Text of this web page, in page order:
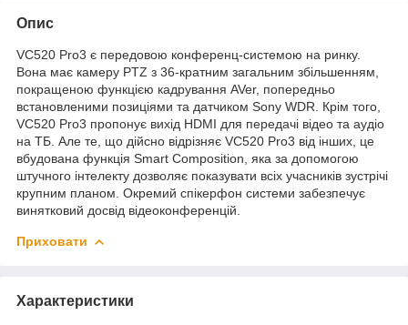
Опис
VC520 Pro3 є передовою конференц-системою на ринку.
Вона має камеру PTZ з 36-кратним загальним збільшенням,
покращеною функцією кадрування AVer, попередньо
встановленими позиціями та датчиком Sony WDR. Крім того,
VC520 Pro3 пропонує вихід HDMI для передачі відео та аудіо
на ТБ. Але те, що дійсно відрізняє VC520 Pro3 від інших, це
вбудована функція Smart Composition, яка за допомогою
штучного інтелекту дозволяє показувати всіх учасників зустрічі
крупним планом. Окремий спікерфон системи забезпечує
винятковий досвід відеоконференцій.
Приховати
Характеристики